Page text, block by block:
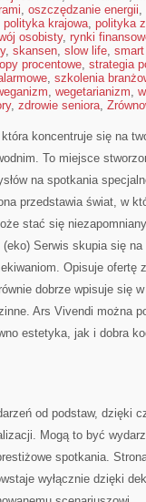
, oszczędzanie energii,
polityka krajowa, polityka
osobisty, rynki
, skansen, slow life,
procentowe, strategia
, szkolenia
, wegetarianizm,
, zdrowie seniora,
koncentruje się na
To miejsce
na spotkania
przedstawia świat, w
stać się
Serwis skupia się na
Opisuje ofertę
dobrze wpisuje się
Ars Vivendi można
estetyka, jak i dobra
od podstaw, dzięki
Mogą to być
spotkania.
wyłącznie dzięki